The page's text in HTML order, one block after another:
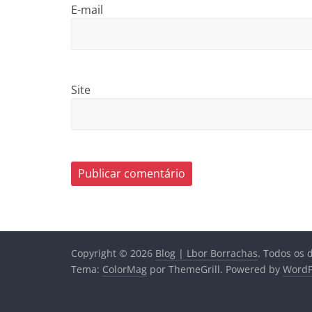
E-mail
Site
Copyright © 2026 Blog | Lbor Borrachas. Todos os
Tema: ColorMag por ThemeGrill. Powered by